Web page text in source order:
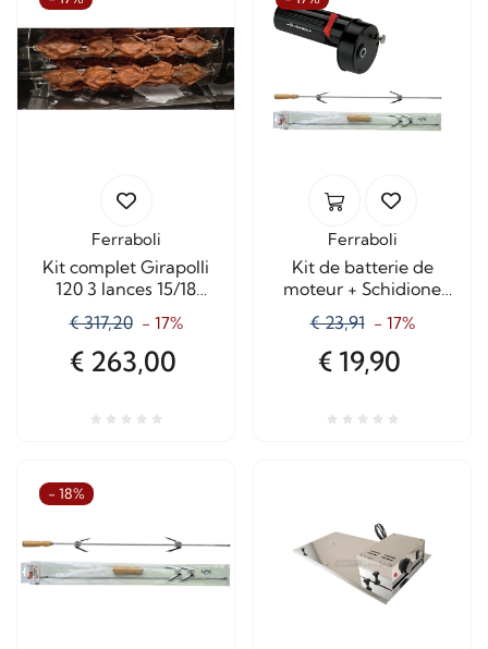
Ferraboli
Kit complet Girapolli
120 3 lances 15/18
poulets
€ 317,20 - 17%
€ 263,00
Ferraboli
Kit de batterie de
moteur + Schidione
cm. 60
€ 23,91 - 17%
€ 19,90
- 18%